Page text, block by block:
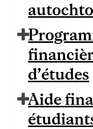
d’études
Aide